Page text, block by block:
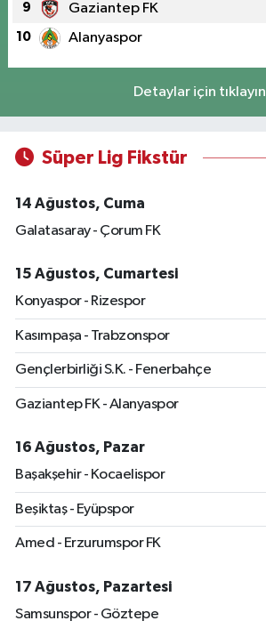
9 Gaziantep FK
10 Alanyaspor
Detaylar için tıklayın
Süper Lig Fikstür
14 Ağustos, Cuma
Galatasaray - Çorum FK
15 Ağustos, Cumartesi
Konyaspor - Rizespor
Kasımpaşa - Trabzonspor
Gençlerbirliği S.K. - Fenerbahçe
Gaziantep FK - Alanyaspor
16 Ağustos, Pazar
Başakşehir - Kocaelispor
Beşiktaş - Eyüpspor
Amed - Erzurumspor FK
17 Ağustos, Pazartesi
Samsunspor - Göztepe